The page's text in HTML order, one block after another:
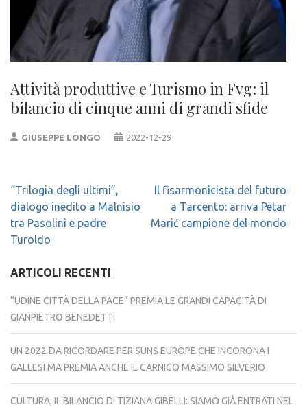
Attività produttive e Turismo in Fvg: il
bilancio di cinque anni di grandi sfide
GIUSEPPE LONGO 2022-12-29
Navigazione
articoli
“Trilogia degli ultimi”,
dialogo inedito a Malnisio
tra Pasolini e padre
Turoldo
Il fisarmonicista del futuro
a Tarcento: arriva Petar
Marić campione del mondo
ARTICOLI RECENTI
“UDINE CITTÀ DELLA PACE” PREMIA LE GRANDI CAPACITÀ DI
GIANPIETRO BENEDETTI
UN 2022 DA RICORDARE PER SUNS EUROPE CHE INCORONA I
GALLESI MA PREMIA ANCHE IL CARNICO MASSIMO SILVERIO
CULTURA, IL BILANCIO DI TIZIANA GIBELLI: SIAMO GIÀ ENTRATI NEL